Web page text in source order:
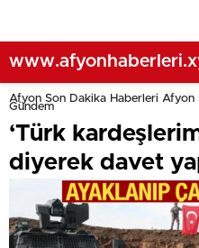
Afyon Son Dakika Haberleri Afyon
Gündem
‘Türk
diyerek davet